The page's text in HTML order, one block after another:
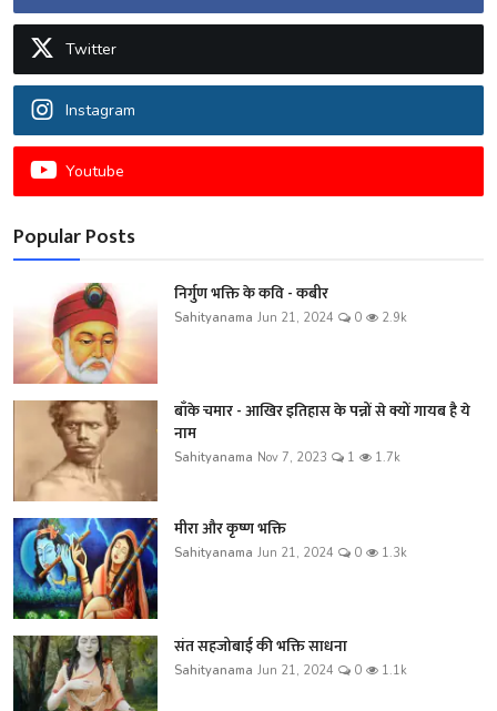
Twitter
Instagram
Youtube
Popular Posts
निर्गुण भक्ति के कवि - कबीर
Sahityanama Jun 21, 2024 0 2.9k
बाँके चमार - आखिर इतिहास के पन्नों से क्यों गायब है ये
नाम
Sahityanama Nov 7, 2023 1 1.7k
मीरा और कृष्ण भक्ति
Sahityanama Jun 21, 2024 0 1.3k
संत सहजोबाई की भक्ति साधना
Sahityanama Jun 21, 2024 0 1.1k